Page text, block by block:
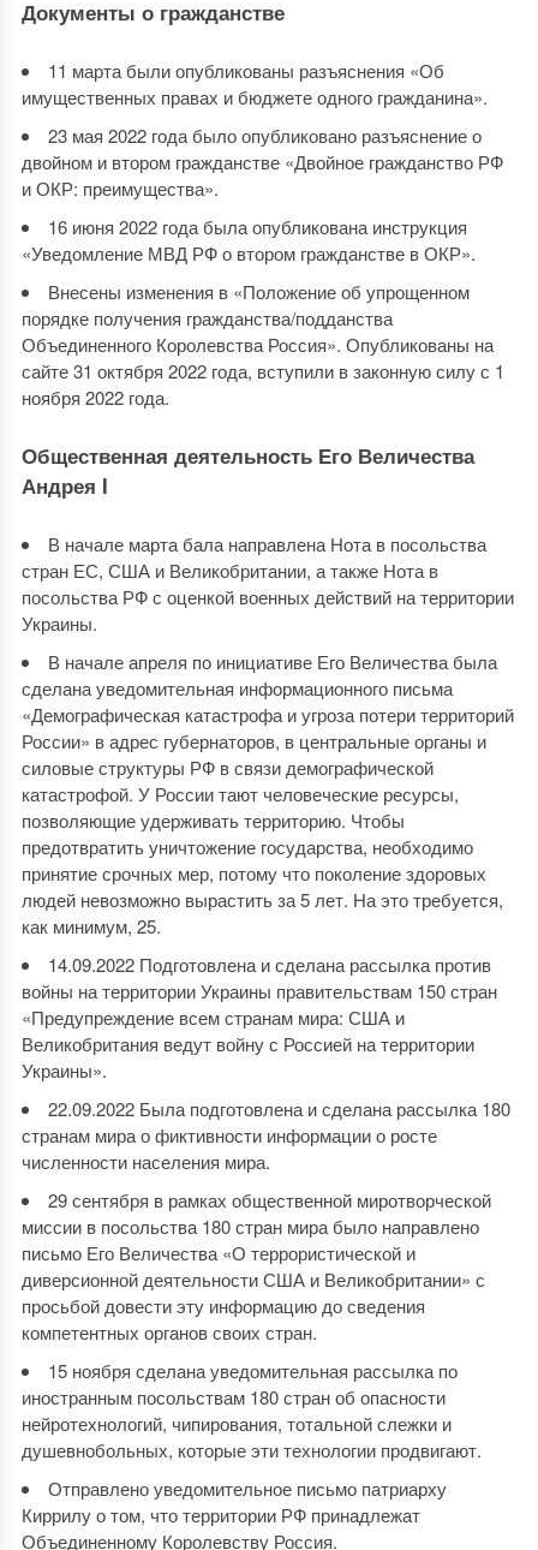
Документы о гражданстве
11 марта были опубликованы разъяснения «Об
имущественных правах и бюджете одного гражданина».
23 мая 2022 года было опубликовано разъяснение о
двойном и втором гражданстве «Двойное гражданство РФ
и ОКР: преимущества».
16 июня 2022 года была опубликована инструкция
«Уведомление МВД РФ о втором гражданстве в ОКР».
Внесены изменения в «Положение об упрощенном
порядке получения гражданства/подданства
Объединенного Королевства Россия». Опубликованы на
сайте 31 октября 2022 года, вступили в законную силу с 1
ноября 2022 года.
Общественная деятельность Его Величества
Андрея I
В начале марта бала направлена Нота в посольства
стран ЕС, США и Великобритании, а также Нота в
посольства РФ с оценкой военных действий на территории
Украины.
В начале апреля по инициативе Его Величества была
сделана уведомительная информационного письма
«Демографическая катастрофа и угроза потери территорий
России» в адрес губернаторов, в центральные органы и
силовые структуры РФ в связи демографической
катастрофой. У России тают человеческие ресурсы,
позволяющие удерживать территорию. Чтобы
предотвратить уничтожение государства, необходимо
принятие срочных мер, потому что поколение здоровых
людей невозможно вырастить за 5 лет. На это требуется,
как минимум, 25.
14.09.2022 Подготовлена и сделана рассылка против
войны на территории Украины правительствам 150 стран
«Предупреждение всем странам мира: США и
Великобритания ведут войну с Россией на территории
Украины».
22.09.2022 Была подготовлена и сделана рассылка 180
странам мира о фиктивности информации о росте
численности населения мира.
29 сентября в рамках общественной миротворческой
миссии в посольства 180 стран мира было направлено
письмо Его Величества «О террористической и
диверсионной деятельности США и Великобритании» с
просьбой довести эту информацию до сведения
компетентных органов своих стран.
15 ноября сделана уведомительная рассылка по
иностранным посольствам 180 стран об опасности
нейротехнологий, чипирования, тотальной слежки и
душевнобольных, которые эти технологии продвигают.
Отправлено уведомительное письмо патриарху
Киррилу о том, что территории РФ принадлежат
Объединенному Королевству Россия.